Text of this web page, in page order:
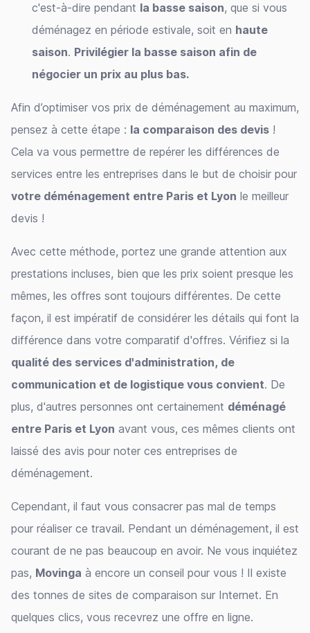
c'est-à-dire pendant la basse saison, que si vous
déménagez en période estivale, soit en haute
saison. Privilégier la basse saison afin de
négocier un prix au plus bas.
Afin d’optimiser vos prix de déménagement au maximum,
pensez à cette étape : la comparaison des devis !
Cela va vous permettre de repérer les différences de
services entre les entreprises dans le but de choisir pour
votre déménagement entre Paris et Lyon le meilleur
devis !
Avec cette méthode, portez une grande attention aux
prestations incluses, bien que les prix soient presque les
mêmes, les offres sont toujours différentes. De cette
façon, il est impératif de considérer les détails qui font la
différence dans votre comparatif d'offres. Vérifiez si la
qualité des services d'administration, de
communication et de logistique vous convient. De
plus, d'autres personnes ont certainement déménagé
entre Paris et Lyon avant vous, ces mêmes clients ont
laissé des avis pour noter ces entreprises de
déménagement.
Cependant, il faut vous consacrer pas mal de temps
pour réaliser ce travail. Pendant un déménagement, il est
courant de ne pas beaucoup en avoir. Ne vous inquiétez
pas, Movinga à encore un conseil pour vous ! Il existe
des tonnes de sites de comparaison sur Internet. En
quelques clics, vous recevrez une offre en ligne.